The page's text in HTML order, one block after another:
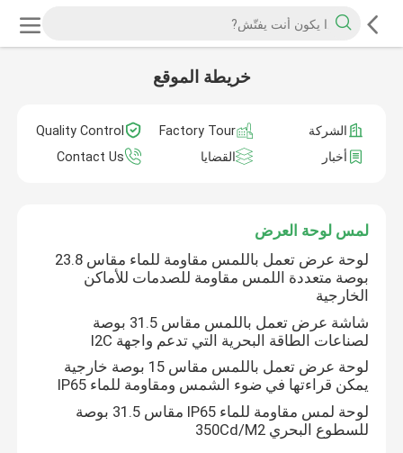
خريطة الموقع
الشركة Factory Tour
Quality Control
أخبار
القضايا Contact Us
لمس لوحة العرض
لوحة عرض تعمل باللمس مقاومة للماء مقاس 23.8
بوصة متعددة اللمس مقاومة للصدمات للأماكن
الخارجية
شاشة عرض تعمل باللمس مقاس 31.5 بوصة
لصناعات الطاقة البحرية التي تدعم واجهة I2C
لوحة عرض تعمل باللمس مقاس 15 بوصة خارجية
يمكن قراءتها في ضوء الشمس ومقاومة للماء IP65
لوحة لمس مقاومة للماء IP65 مقاس 31.5 بوصة
للسطوع البحري 350Cd/M2